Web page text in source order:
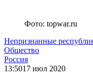
Фото: topwar.ru
Непризнанные
Общество
Россия
13:5017 июл 2020